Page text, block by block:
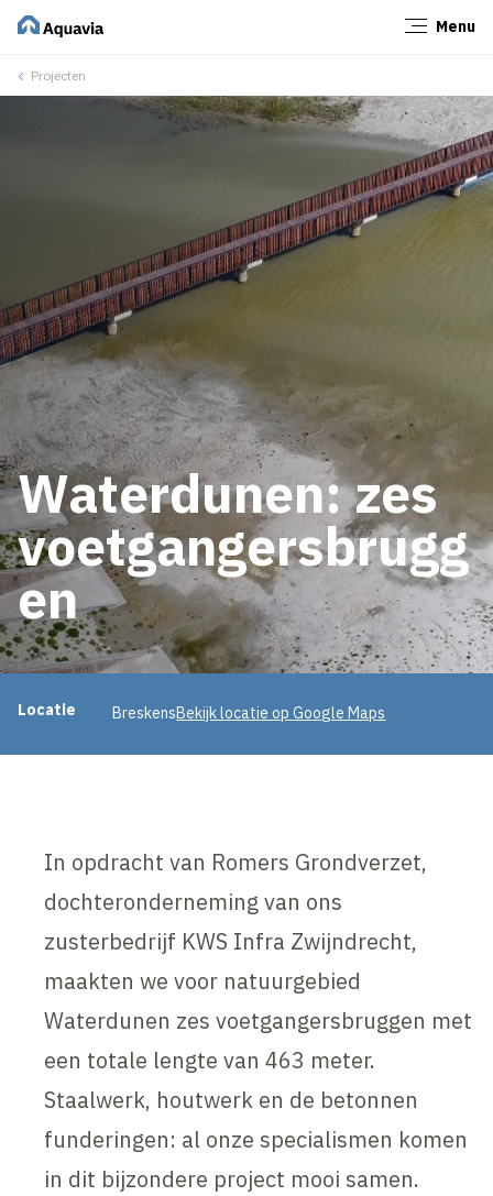
Menu
Projecten
Waterdunen: zes
voetgangersbrugg
en
Projectinformatie
Locatie BreskensBekijk locatie op Google Maps
In opdracht van Romers Grondverzet,
dochteronderneming van ons
zusterbedrijf KWS Infra Zwijndrecht,
maakten we voor natuurgebied
Waterdunen zes voetgangersbruggen met
een totale lengte van 463 meter.
Staalwerk, houtwerk en de betonnen
funderingen: al onze specialismen komen
in dit bijzondere project mooi samen.
Sluiten